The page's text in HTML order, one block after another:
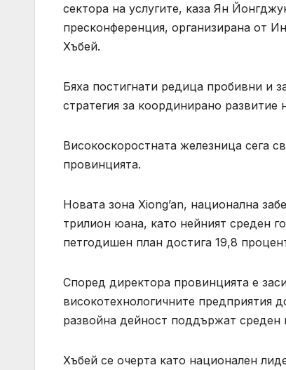
сектора на услугите, каза Ян
пресконференция, организирана от
Хъбей.
Бяха постигнати редица пробивни и
стратегия за координирано
Високоскоростната железница сега
провинцията.
Новата зона Xiong’an, национална
трилион юана, като нейният среден
петгодишен план достига 19,8
Според директора провинцията е
високотехнологичните предприятия
развойна дейност поддържат
Хъбей се очерта като национален